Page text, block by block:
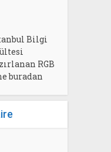
Bilgi
RGB
buradan